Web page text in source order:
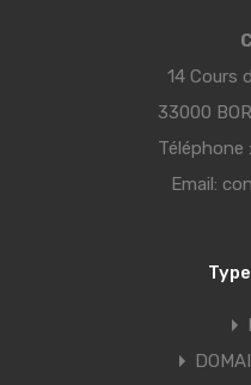
14 Cours
33000
Téléphone :
Email: